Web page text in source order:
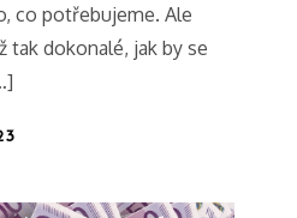
co potřebujeme. Ale
tak dokonalé, jak by se